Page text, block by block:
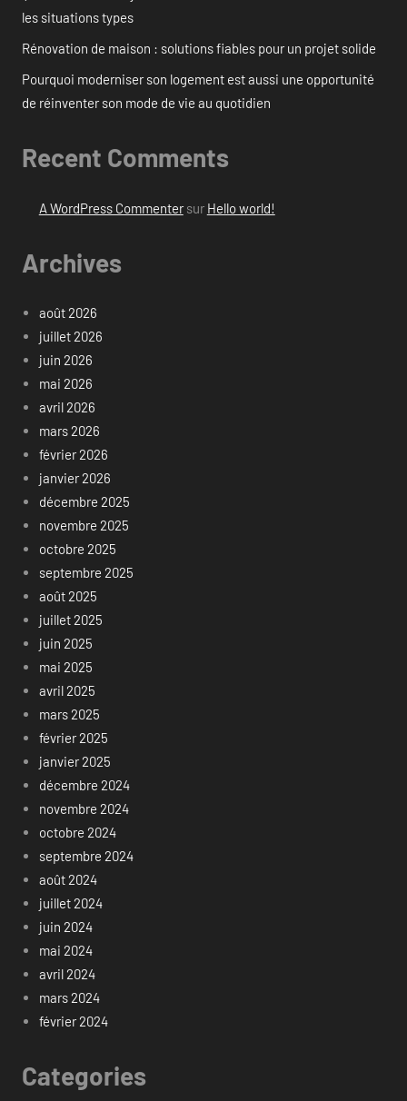
les situations types
Rénovation de maison : solutions fiables pour un projet solide
Pourquoi moderniser son logement est aussi une opportunité
de réinventer son mode de vie au quotidien
Recent Comments
A WordPress Commentersur Hello world!
Archives
août 2026
juillet 2026
juin 2026
mai 2026
avril 2026
mars 2026
février 2026
janvier 2026
décembre 2025
novembre 2025
octobre 2025
septembre 2025
août 2025
juillet 2025
juin 2025
mai 2025
avril 2025
mars 2025
février 2025
janvier 2025
décembre 2024
novembre 2024
octobre 2024
septembre 2024
août 2024
juillet 2024
juin 2024
mai 2024
avril 2024
mars 2024
février 2024
Categories